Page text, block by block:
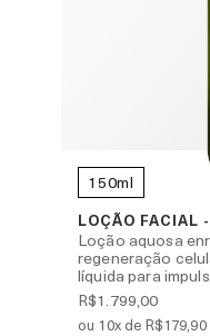
150ml
LOÇÃO FACIAL
Loção aquosa
regeneração
líquida para
R$1.799,00
ou 10x de R$179,90